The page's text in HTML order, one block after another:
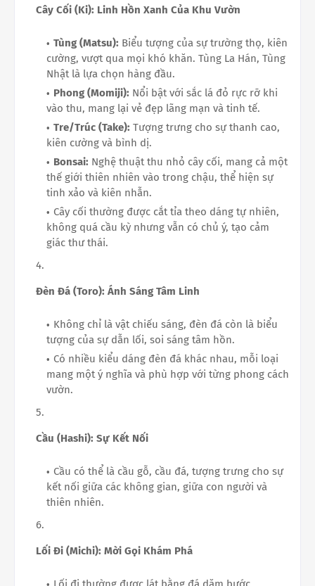
Cây Cối (Ki): Linh Hồn Xanh Của Khu Vườn
Tùng (Matsu): Biểu tượng của sự trường thọ, kiên
cường, vượt qua mọi khó khăn. Tùng La Hán, Tùng
Nhật là lựa chọn hàng đầu.
Phong (Momiji): Nổi bật với sắc lá đỏ rực rỡ khi
vào thu, mang lại vẻ đẹp lãng mạn và tinh tế.
Tre/Trúc (Take): Tượng trưng cho sự thanh cao,
kiên cường và bình dị.
Bonsai: Nghệ thuật thu nhỏ cây cối, mang cả một
thế giới thiên nhiên vào trong chậu, thể hiện sự
tinh xảo và kiên nhẫn.
Cây cối thường được cắt tỉa theo dáng tự nhiên,
không quá cầu kỳ nhưng vẫn có chủ ý, tạo cảm
giác thư thái.
Đèn Đá (Toro): Ánh Sáng Tâm Linh
Không chỉ là vật chiếu sáng, đèn đá còn là biểu
tượng của sự dẫn lối, soi sáng tâm hồn.
Có nhiều kiểu dáng đèn đá khác nhau, mỗi loại
mang một ý nghĩa và phù hợp với từng phong cách
vườn.
Cầu (Hashi): Sự Kết Nối
Cầu có thể là cầu gỗ, cầu đá, tượng trưng cho sự
kết nối giữa các không gian, giữa con người và
thiên nhiên.
Lối Đi (Michi): Mời Gọi Khám Phá